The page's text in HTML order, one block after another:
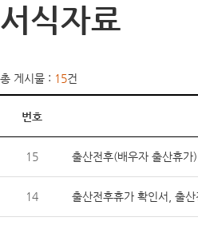
서식자료
총 게시물 : 15건
번호
15 출산전후(배우자 출산휴가
14 출산전후휴가 확인서, 출